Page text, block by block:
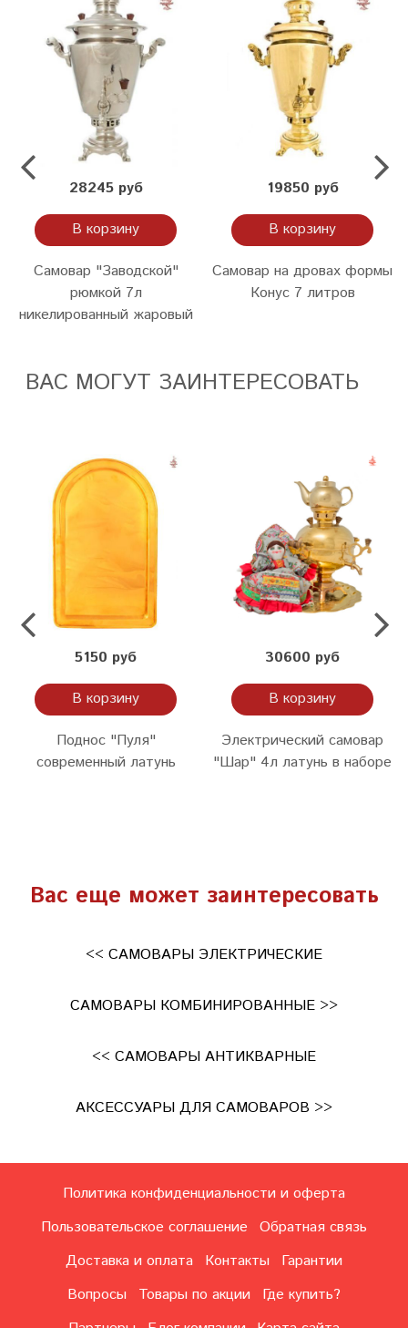
28245 руб
В корзину
Самовар "Заводской"
рюмкой 7л
никелированный жаровый
19850 руб
В корзину
Самовар на дровах формы
Конус 7 литров
ВАС МОГУТ ЗАИНТЕРЕСОВАТЬ
5150 руб
В корзину
Поднос "Пуля"
современный латунь
30600 руб
В корзину
Электрический самовар
"Шар" 4л латунь в наборе
Вас еще может заинтересовать
<< САМОВАРЫ ЭЛЕКТРИЧЕСКИЕ
САМОВАРЫ КОМБИНИРОВАННЫЕ >>
<< САМОВАРЫ АНТИКВАРНЫЕ
АКСЕССУАРЫ ДЛЯ САМОВАРОВ >>
Политика конфиденциальности и оферта
Пользовательское соглашение
Обратная связь
Доставка и оплата
Контакты
Гарантии
Вопросы
Товары по акции
Где купить?